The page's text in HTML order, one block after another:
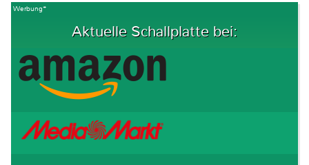
Werbung*
Aktuelle Schallplatte bei: